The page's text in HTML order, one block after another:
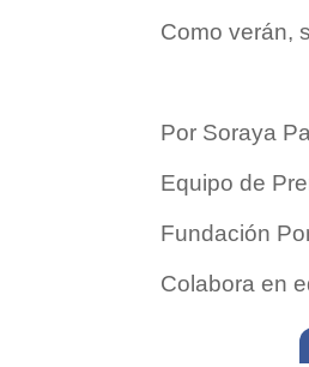
Como verán,
Por Soraya
Equipo de
Fundación
Colabora en